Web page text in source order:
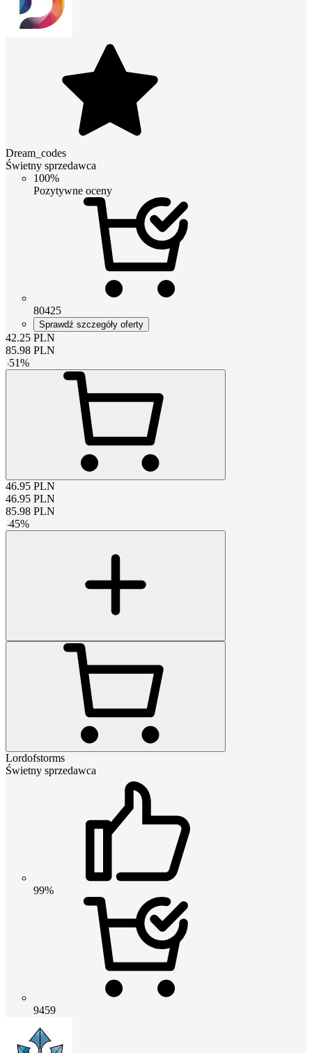
Dream_codes
Świetny sprzedawca
100%
Pozytywne oceny
80425
Sprawdź szczegóły oferty
42.25 PLN
85.98 PLN
-51%
46.95 PLN
46.95 PLN
85.98 PLN
-45%
Lordofstorms
Świetny sprzedawca
99%
9459